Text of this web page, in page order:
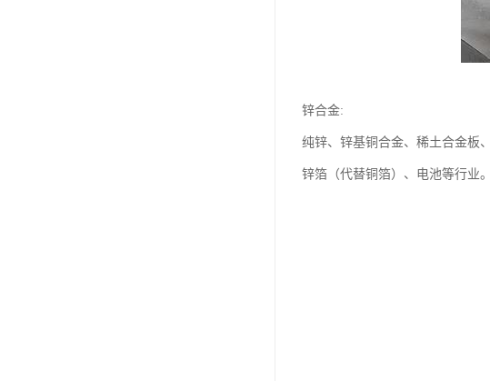
锌合金:
纯锌、锌基铜合金、稀土合金板
锌箔（代替铜箔）、电池等行业